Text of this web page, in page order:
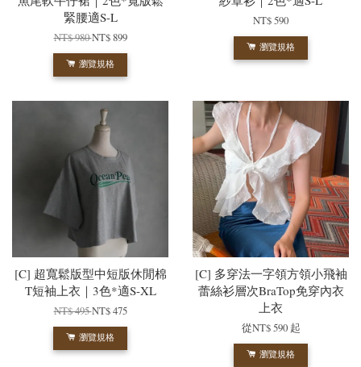
緊腰適S-L
NT$ 980NT$ 899
瀏覽規格
NT$ 590
瀏覽規格
[C] 超寬鬆版型中短版休閒棉
T短袖上衣｜3色*適S-XL
NT$ 495NT$ 475
瀏覽規格
[C] 多穿法一字領方領小飛袖
蕾絲衫層次BraTop免穿內衣
上衣
從NT$ 590 起
瀏覽規格